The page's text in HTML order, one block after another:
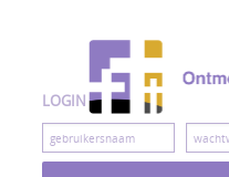
LOGIN